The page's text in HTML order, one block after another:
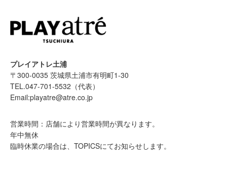
プレイアトレ土浦
〒300-0035 茨城県土浦市有明町1-30
TEL.047-701-5532（代表）
Email:playatre@atre.co.jp
営業時間：店舗により営業時間が異なります。
年中無休
臨時休業の場合は、TOPICSにてお知らせします。